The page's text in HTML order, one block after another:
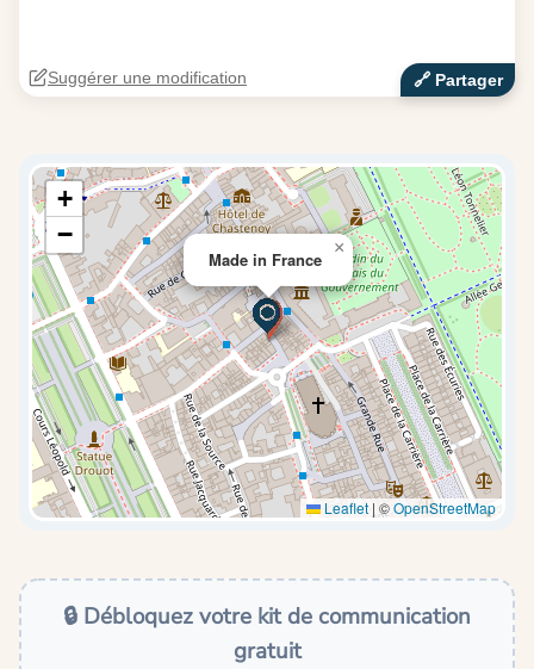
🔗‍️ Partager
Suggérer une modification
Made in France
×
+
−
Leaflet | ©OpenStreetMap
🔒 Débloquez votre kit de communication
gratuit